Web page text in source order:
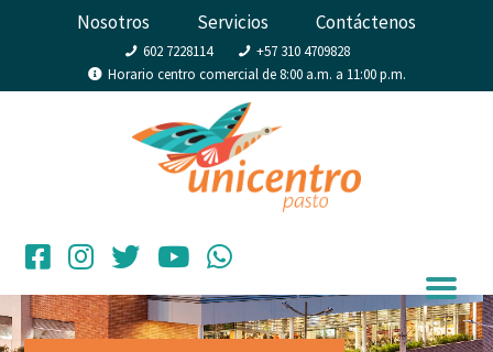
Nosotros Servicios Contáctenos
602 7228114
+57 310 4709828
Horario centro comercial de 8:00 a.m. a 11:00 p.m.